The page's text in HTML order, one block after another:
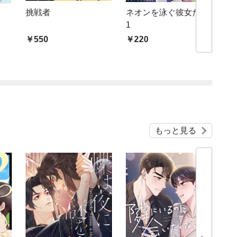
挑戦者
550
ネオンを泳ぐ彼女たち
1
220
もっと見る